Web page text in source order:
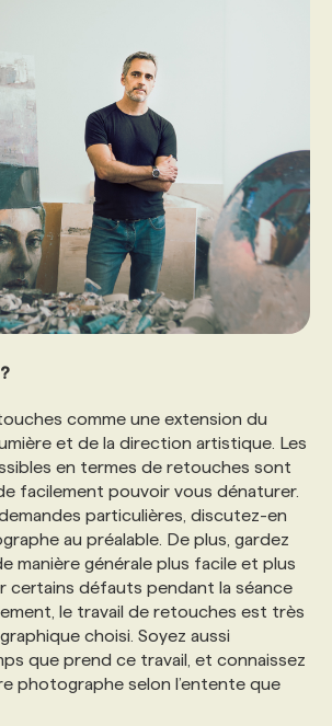
comme une extension du
et de la direction artistique. Les
en termes de retouches sont
facilement pouvoir vous dénaturer.
particulières, discutez-en
au préalable. De plus, gardez
manière générale plus facile et plus
certains défauts pendant la séance
le travail de retouches est très
choisi. Soyez aussi
que prend ce travail, et connaissez
photographe selon l’entente que